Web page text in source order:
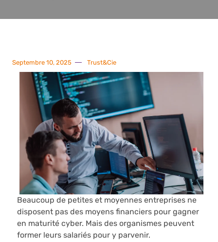
Septembre 10, 2025 Trust&Cie
Beaucoup de petites et moyennes entreprises ne
disposent pas des moyens financiers pour gagner
en maturité cyber. Mais des organismes peuvent
former leurs salariés pour y parvenir.